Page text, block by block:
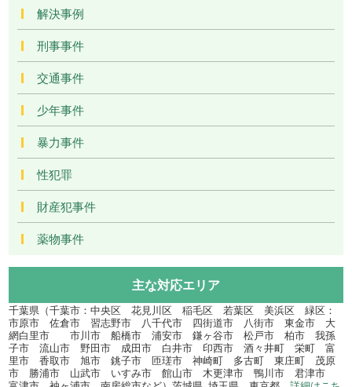
解決事例
刑事事件
交通事件
少年事件
暴力事件
性犯罪
財産犯事件
薬物事件
主な対応エリア
千葉県（千葉市：中央区 花見川区 稲毛区 若葉区 美浜区 緑区：
市原市 佐倉市 習志野市 八千代市 四街道市 八街市 東金市 大
網白里市 市川市 船橋市 浦安市 鎌ヶ谷市 松戸市 柏市 我孫
子市 流山市 野田市 成田市 白井市 印西市 酒々井町 栄町 富
里市 香取市 旭市 銚子市 匝瑳市 神崎町 多古町 東庄町 茂原
市 勝浦市 山武市 いすみ市 館山市 木更津市 鴨川市 君津市